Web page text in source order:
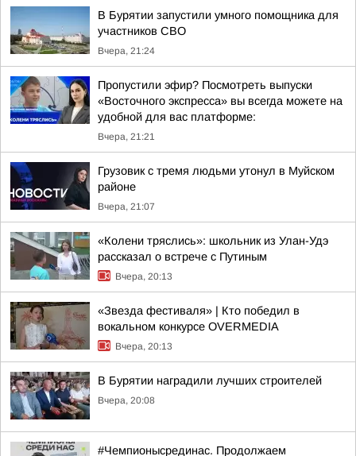
В Бурятии запустили умного помощника для
участников СВО
Вчера, 21:24
Пропустили эфир? Посмотреть выпуски
«Восточного экспресса» вы всегда можете на
удобной для вас платформе:
Вчера, 21:21
Грузовик с тремя людьми утонул в Муйском
районе
Вчера, 21:07
«Колени тряслись»: школьник из Улан-Удэ
рассказал о встрече с Путиным
Вчера, 20:13
«Звезда фестиваля» | Кто победил в
вокальном конкурсе OVERMEDIA
Вчера, 20:13
В Бурятии наградили лучших строителей
Вчера, 20:08
#Чемпионысрединас. Продолжаем